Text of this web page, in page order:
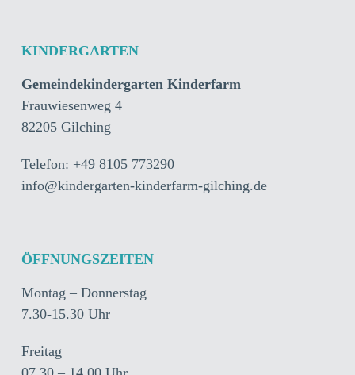
KINDERGARTEN
Gemeindekindergarten Kinderfarm
Frauwiesenweg 4
82205 Gilching
Telefon: +49 8105 773290
info@kindergarten-kinderfarm-gilching.de
ÖFFNUNGSZEITEN
Montag – Donnerstag
7.30-15.30 Uhr
Freitag